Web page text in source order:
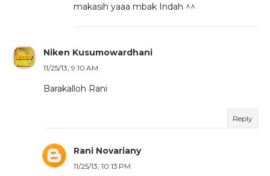
makasih yaaa mbak Indah ^^
Niken Kusumowardhani
11/25/13, 9:10 AM
Barakalloh Rani
Reply
Rani Novariany
11/25/13, 10:13 PM